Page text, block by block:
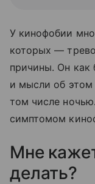
У кинофобии
которых —
причины. Он как
и мысли об этом
том числе
симптомом
Мне
делать?